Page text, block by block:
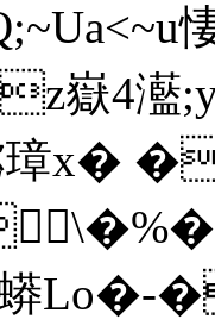
悽
嶽4灆
璋x�
Lo�-